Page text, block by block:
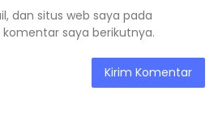
dan situs web saya pada
saya berikutnya.